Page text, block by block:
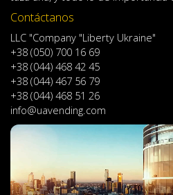
Contáctanos
LLC "Company "Liberty Ukraine"
+38 (050) 700 16 69
+38 (044) 468 42 45
+38 (044) 467 56 79
+38 (044) 468 51 26
info@uavending.com